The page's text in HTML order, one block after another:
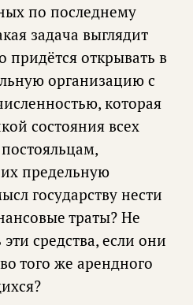
по последнему
задача выглядит
открывать в
организацию с
которая
состояния всех
предельную
государству нести
траты? Не
средства, если они
того же арендного